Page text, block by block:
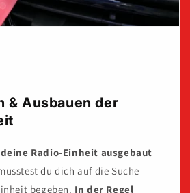
& Ausbauen der
Radio-Einheit ausgebaut
du dich auf die Suche
begeben. In der Regel